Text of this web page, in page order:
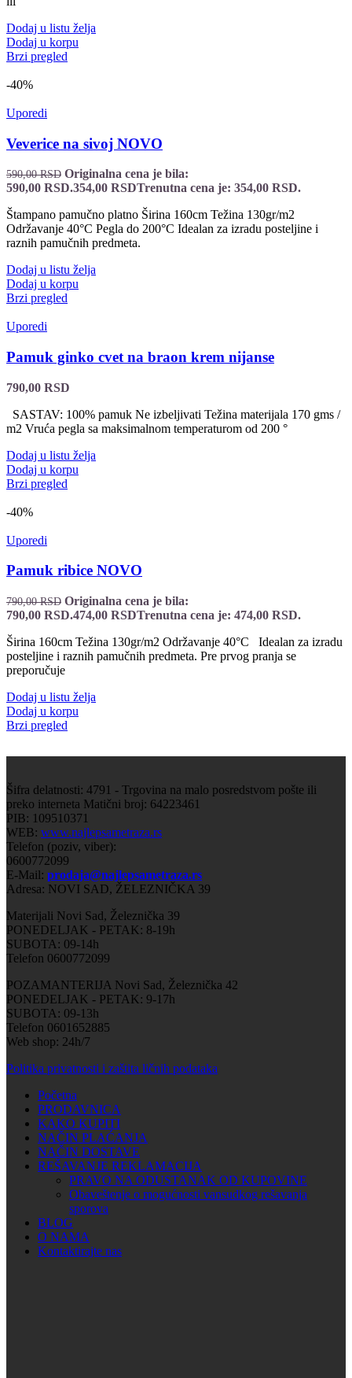
Dodaj u listu želja
Dodaj u korpu
Brzi pregled
-40%
Uporedi
Veverice na sivoj NOVO
590,00RSD Originalna cena je bila:
590,00 RSD.354,00 RSDTrenutna cena je: 354,00 RSD.
Štampano pamučno platno Širina 160cm Težina 130gr/m2
Održavanje 40°C Pegla do 200°C Idealan za izradu posteljine i
raznih pamučnih predmeta.
Dodaj u listu želja
Dodaj u korpu
Brzi pregled
Uporedi
Pamuk ginko cvet na braon krem nijanse
790,00 RSD
SASTAV: 100% pamuk Ne izbeljivati Težina materijala 170 gms /
m2 Vruća pegla sa maksimalnom temperaturom od 200 °
Dodaj u listu želja
Dodaj u korpu
Brzi pregled
-40%
Uporedi
Pamuk ribice NOVO
790,00RSD Originalna cena je bila:
790,00 RSD.474,00 RSDTrenutna cena je: 474,00 RSD.
Širina 160cm Težina 130gr/m2 Održavanje 40°C Idealan za izradu
posteljine i raznih pamučnih predmeta. Pre prvog pranja se
preporučuje
Dodaj u listu želja
Dodaj u korpu
Brzi pregled
Šifra delatnosti: 4791 - Trgovina na malo posredstvom pošte ili
preko interneta Matični broj: 64223461
PIB: 109510371
WEB: www.najlepsametraza.rs
Telefon (poziv, viber):
0600772099
E-Mail: prodaja@najlepsametraza.rs
Adresa: NOVI SAD, ŽELEZNIČKA 39
Materijali Novi Sad, Železnička 39
PONEDELJAK - PETAK: 8-19h
SUBOTA: 09-14h
Telefon 0600772099
POZAMANTERIJA Novi Sad, Železnička 42
PONEDELJAK - PETAK: 9-17h
SUBOTA: 09-13h
Telefon 0601652885
Web shop: 24h/7
Politika privatnosti i zaštita ličnih podataka
Početna
PRODAVNICA
KAKO KUPITI
NAČIN PLAĆANJA
NAČIN DOSTAVE
REŠAVANJE REKLAMACIJA
PRAVO NA ODUSTANAK OD KUPOVINE
Obaveštenje o mogućnosti vansudkog rešavanja
sporova
BLOG
O NAMA
Kontaktirajte nas